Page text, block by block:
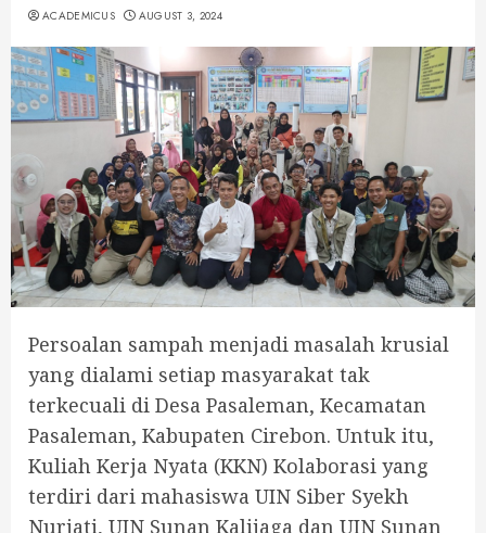
ACADEMICUS AUGUST 3, 2024
Persoalan sampah menjadi masalah krusial
yang dialami setiap masyarakat tak
terkecuali di Desa Pasaleman, Kecamatan
Pasaleman, Kabupaten Cirebon. Untuk itu,
Kuliah Kerja Nyata (KKN) Kolaborasi yang
terdiri dari mahasiswa UIN Siber Syekh
Nurjati, UIN Sunan Kalijaga dan UIN Sunan